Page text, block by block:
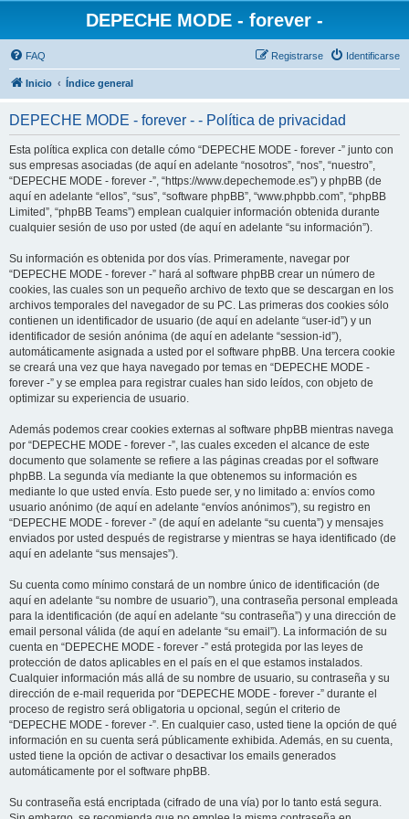
DEPECHE MODE - forever -
FAQ Identificarse
Registrarse
Inicio Índice general
DEPECHE MODE - forever - - Política de privacidad
Esta política explica con detalle cómo “DEPECHE MODE - forever -” junto con
sus empresas asociadas (de aquí en adelante “nosotros”, “nos”, “nuestro”,
“DEPECHE MODE - forever -”, “https://www.depechemode.es”) y phpBB (de
aquí en adelante “ellos”, “sus”, “software phpBB”, “www.phpbb.com”, “phpBB
Limited”, “phpBB Teams”) emplean cualquier información obtenida durante
cualquier sesión de uso por usted (de aquí en adelante “su información”).
Su información es obtenida por dos vías. Primeramente, navegar por
“DEPECHE MODE - forever -” hará al software phpBB crear un número de
cookies, las cuales son un pequeño archivo de texto que se descargan en los
archivos temporales del navegador de su PC. Las primeras dos cookies sólo
contienen un identificador de usuario (de aquí en adelante “user-id”) y un
identificador de sesión anónima (de aquí en adelante “session-id”),
automáticamente asignada a usted por el software phpBB. Una tercera cookie
se creará una vez que haya navegado por temas en “DEPECHE MODE -
forever -” y se emplea para registrar cuales han sido leídos, con objeto de
optimizar su experiencia de usuario.
Además podemos crear cookies externas al software phpBB mientras navega
por “DEPECHE MODE - forever -”, las cuales exceden el alcance de este
documento que solamente se refiere a las páginas creadas por el software
phpBB. La segunda vía mediante la que obtenemos su información es
mediante lo que usted envía. Esto puede ser, y no limitado a: envíos como
usuario anónimo (de aquí en adelante “envíos anónimos”), su registro en
“DEPECHE MODE - forever -” (de aquí en adelante “su cuenta”) y mensajes
enviados por usted después de registrarse y mientras se haya identificado (de
aquí en adelante “sus mensajes”).
Su cuenta como mínimo constará de un nombre único de identificación (de
aquí en adelante “su nombre de usuario”), una contraseña personal empleada
para la identificación (de aquí en adelante “su contraseña”) y una dirección de
email personal válida (de aquí en adelante “su email”). La información de su
cuenta en “DEPECHE MODE - forever -” está protegida por las leyes de
protección de datos aplicables en el país en el que estamos instalados.
Cualquier información más allá de su nombre de usuario, su contraseña y su
dirección de e-mail requerida por “DEPECHE MODE - forever -” durante el
proceso de registro será obligatoria u opcional, según el criterio de
“DEPECHE MODE - forever -”. En cualquier caso, usted tiene la opción de qué
información en su cuenta será públicamente exhibida. Además, en su cuenta,
usted tiene la opción de activar o desactivar los emails generados
automáticamente por el software phpBB.
Su contraseña está encriptada (cifrado de una vía) por lo tanto está segura.